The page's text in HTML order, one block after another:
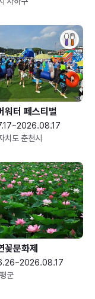
워터 페스티벌
치도 춘천시
꽃문화제
군